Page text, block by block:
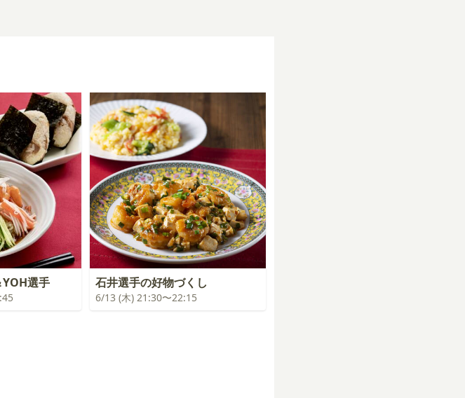
選手 石井選手の好物づくし
6/13 (木) 21:30〜22:15